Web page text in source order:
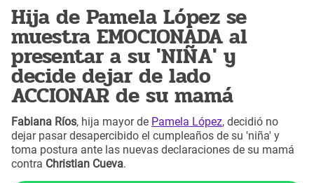
Hija de Pamela López se
muestra EMOCIONADA al
presentar a su 'NIÑA' y
decide dejar de lado
ACCIONAR de su mamá
Fabiana Ríos, hija mayor de Pamela López, decidió no
dejar pasar desapercibido el cumpleaños de su 'niña' y
toma postura ante las nuevas declaraciones de su mamá
contra Christian Cueva.